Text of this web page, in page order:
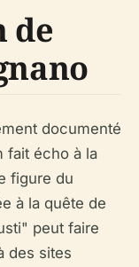
de
documenté
fait écho à la
figure du
à la quête de
peut faire
des sites